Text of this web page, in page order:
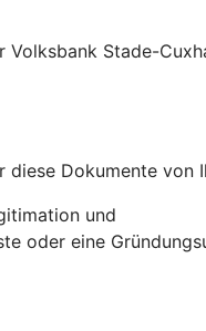
Stade-
diese Dokumente von
und
oder eine